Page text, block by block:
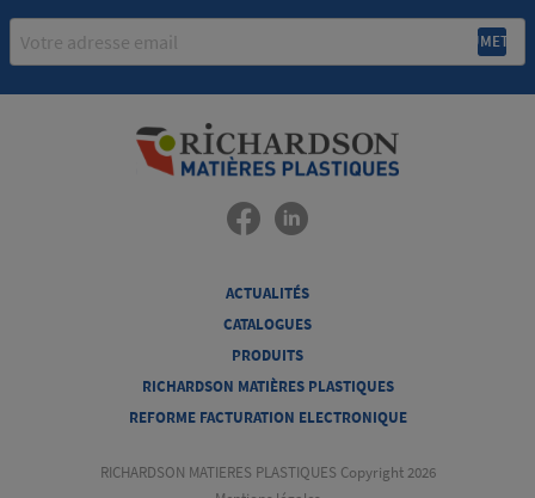
Email
ACTUALITÉS
CATALOGUES
PRODUITS
RICHARDSON MATIÈRES PLASTIQUES
REFORME FACTURATION ELECTRONIQUE
RICHARDSON MATIERES PLASTIQUES Copyright 2026